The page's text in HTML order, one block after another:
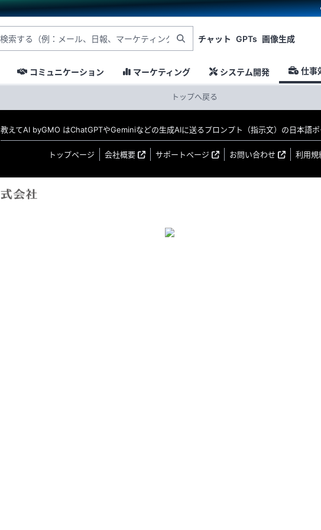
チャット GPTs 画像生成
コミュニケーション マーケティング システム開発 仕事
トップへ戻る
教えてAI byGMO はChatGPTやGeminiなどの生成AIに送るプロンプト（指示文）の日本語ポ
トップページ 会社概要 サポートページ お問い合わせ 利用規